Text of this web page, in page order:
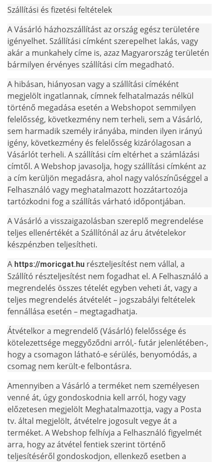
Szállítási és fizetési feltételek
A Vásárló házhozszállítást az ország egész területére
igényelhet. Szállítási címként szerepelhet lakás, vagy
akár a munkahely címe is, azaz Magyarország területén
bármilyen érvényes szállítási cím megadható.
A hibásan, hiányosan vagy a szállítási címéként
megjelölt ingatlannak, címnek felhatalmazás nélkül
történő megadása esetén a Webshopot semmilyen
felelősség, következmény nem terheli, sem a Vásárló,
sem harmadik személy irányába, minden ilyen irányú
igény, következmény és felelősség kizárólagosan a
Vásárlót terheli. A szállítási cím eltérhet a számlázási
címtől. A Webshop javasolja, hogy szállítási címként az
a cím kerüljön megadásra, ahol nagy valószínűséggel a
Felhasználó vagy meghatalmazott hozzátartozója
tartózkodni fog a szállítás várható időpontjában.
A Vásárló a visszaigazolásban szereplő megrendelése
teljes ellenértékét a Szállítónál az áru átvételekor
készpénzben teljesítheti.
A https://moricgat.hu részteljesítést nem vállal, a
Szállító részteljesítést nem fogadhat el. A Felhasználó a
megrendelés összes tételét egyben veheti át, vagy a
teljes megrendelés átvételét – jogszabályi feltételek
fennállása esetén – megtagadhatja.
Átvételkor a megrendelő (Vásárló) felelőssége és
kötelezettsége meggyőződni arról,- futár jelenlétében-,
hogy a csomagon látható-e sérülés, benyomódás, a
csomag nem került-e felbontásra.
Amennyiben a Vásárló a terméket nem személyesen
venné át, úgy gondoskodnia kell arról, hogy vagy
előzetesen megjelölt Meghatalmazottja, vagy a Posta
tv. által megjelölt, átvételre jogosult vegye át a
terméket. A Webshop felhívja a Felhasználó figyelmét
arra, hogy az átvétel fentiek szerint történő
teljesítéséről gondoskodjon, ellenkező esetben a